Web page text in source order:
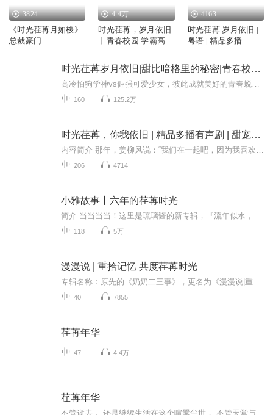
3824
《时光荏苒月如梭》
总裁豪门
4.4万
时光荏苒，岁月依旧
丨青春校园 学霸高智
4163
时光荏苒 岁月依旧 |
粤语 | 精品多播
时光荏苒岁月依旧|甜比暗格里的秘密|青春校园高糖甜宠多人剧
160 125.2万
时光荏苒，你我依旧 | 精品多播有声剧 | 甜宠文 | 校园青春 |
206 4714
小雅故事丨六年的荏苒时光
118 5万
漫漫说 | 重拾记忆 共度荏苒时光
40 7855
荏苒年华
47 4.4万
荏苒年华